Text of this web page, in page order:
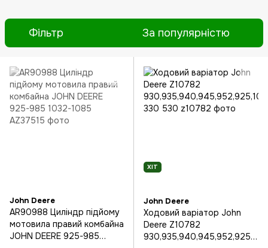
Фільтр За популярністю
John Deere
AR90988 Циліндр підйому
мотовила правий комбайна
JOHN DEERE 925-985
ХІТ
John Deere
Ходовий варіатор John
Deere Z10782
930,935,940,945,952,925,1